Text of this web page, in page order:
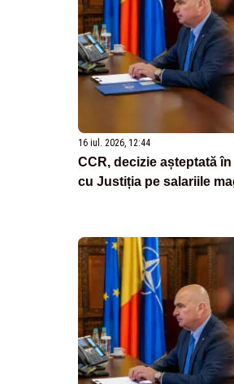
16 iul. 2026, 12:44
CCR, decizie așteptată
cu Justiția pe salariile